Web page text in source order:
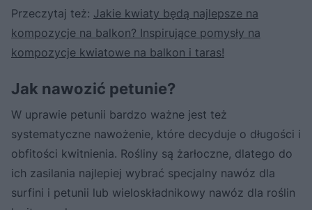
Przeczytaj też: Jakie kwiaty będą najlepsze na
kompozycje na balkon? Inspirujące pomysły na
kompozycje kwiatowe na balkon i taras!
Jak nawozić petunie?
W uprawie petunii bardzo ważne jest też
systematyczne nawożenie, które decyduje o długości i
obfitości kwitnienia. Rośliny są żarłoczne, dlatego do
ich zasilania najlepiej wybrać specjalny nawóz dla
surfini i petunii lub wieloskładnikowy nawóz dla roślin